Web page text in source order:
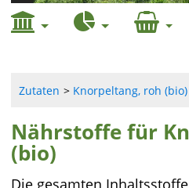
Zutaten Knorpeltang, roh (bio)
Nährstoffe für
(bio)
Die gesamten